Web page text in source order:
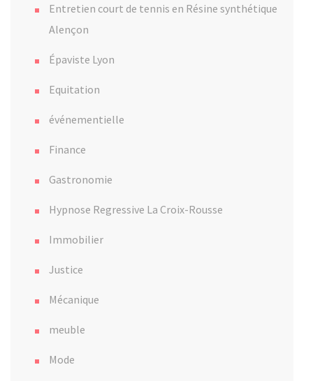
Entretien court de tennis en Résine synthétique
Alençon
Épaviste Lyon
Equitation
événementielle
Finance
Gastronomie
Hypnose Regressive La Croix-Rousse
Immobilier
Justice
Mécanique
meuble
Mode